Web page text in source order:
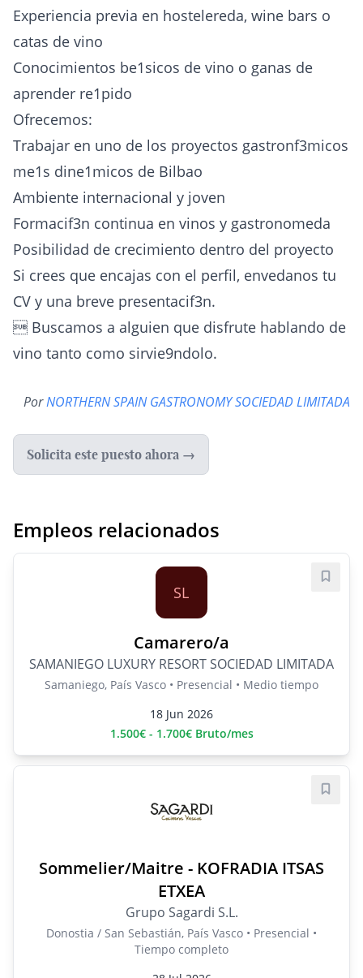
Experiencia previa en hostelereda, wine bars o
catas de vino
Conocimientos be1sicos de vino o ganas de
aprender re1pido
Ofrecemos:
Trabajar en uno de los proyectos gastronf3micos
me1s dine1micos de Bilbao
Ambiente internacional y joven
Formacif3n continua en vinos y gastronomeda
Posibilidad de crecimiento dentro del proyecto
Si crees que encajas con el perfil, envedanos tu
CV y una breve presentacif3n.
 Buscamos a alguien que disfrute hablando de
vino tanto como sirvie9ndolo.
PorNORTHERN SPAIN GASTRONOMY SOCIEDAD LIMITADA
Solicita este puesto ahora →
Empleos relacionados
SL
Camarero/a
SAMANIEGO LUXURY RESORT SOCIEDAD LIMITADA
Samaniego, País Vasco • Presencial • Medio tiempo
18 Jun 2026
1.500€ - 1.700€ Bruto/mes
Sommelier/Maitre - KOFRADIA ITSAS
ETXEA
Grupo Sagardi S.L.
Donostia / San Sebastián, País Vasco • Presencial •
Tiempo completo